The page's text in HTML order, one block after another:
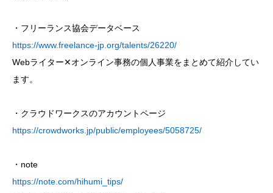
・フリーランス協会データベース
https://www.freelance-jp.org/talents/26220/
Webライター✕オンライン事務の個人事業をまとめて紹介してい
ます。
・クラウドワークスのアカウントページ
https://crowdworks.jp/public/employees/5058725/
・note
https://note.com/hihumi_tips/